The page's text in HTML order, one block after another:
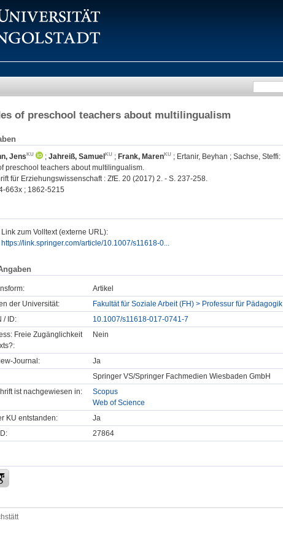
of preschool teachers about multilingualism
Jens ; Jahreiß, Samuel ; Frank, Maren ; Ertanir, Beyhan ; Sachse, Steffi:
preschool teachers about multilingualism.
für Erziehungswissenschaft : ZfE. 20 (2017) 2. - S. 237-258.
663x ; 1862-5215
Link zum Volltext (externe URL):
https://link.springer.com/article/10.1007/s11618-0...
Artikel
der Universität:
Fakultät für Soziale Arbeit (FH) > Professur für Pädagogik
/ ID:
10.1007/s11618-017-0741-7
Freie Zugänglichkeit
Nein
Journal:
Ja
Springer VS/Springer Fachmedien Wiesbaden GmbH
ist nachgewiesen in:
Scopus
Web of Science
KU entstanden:
Ja
27864